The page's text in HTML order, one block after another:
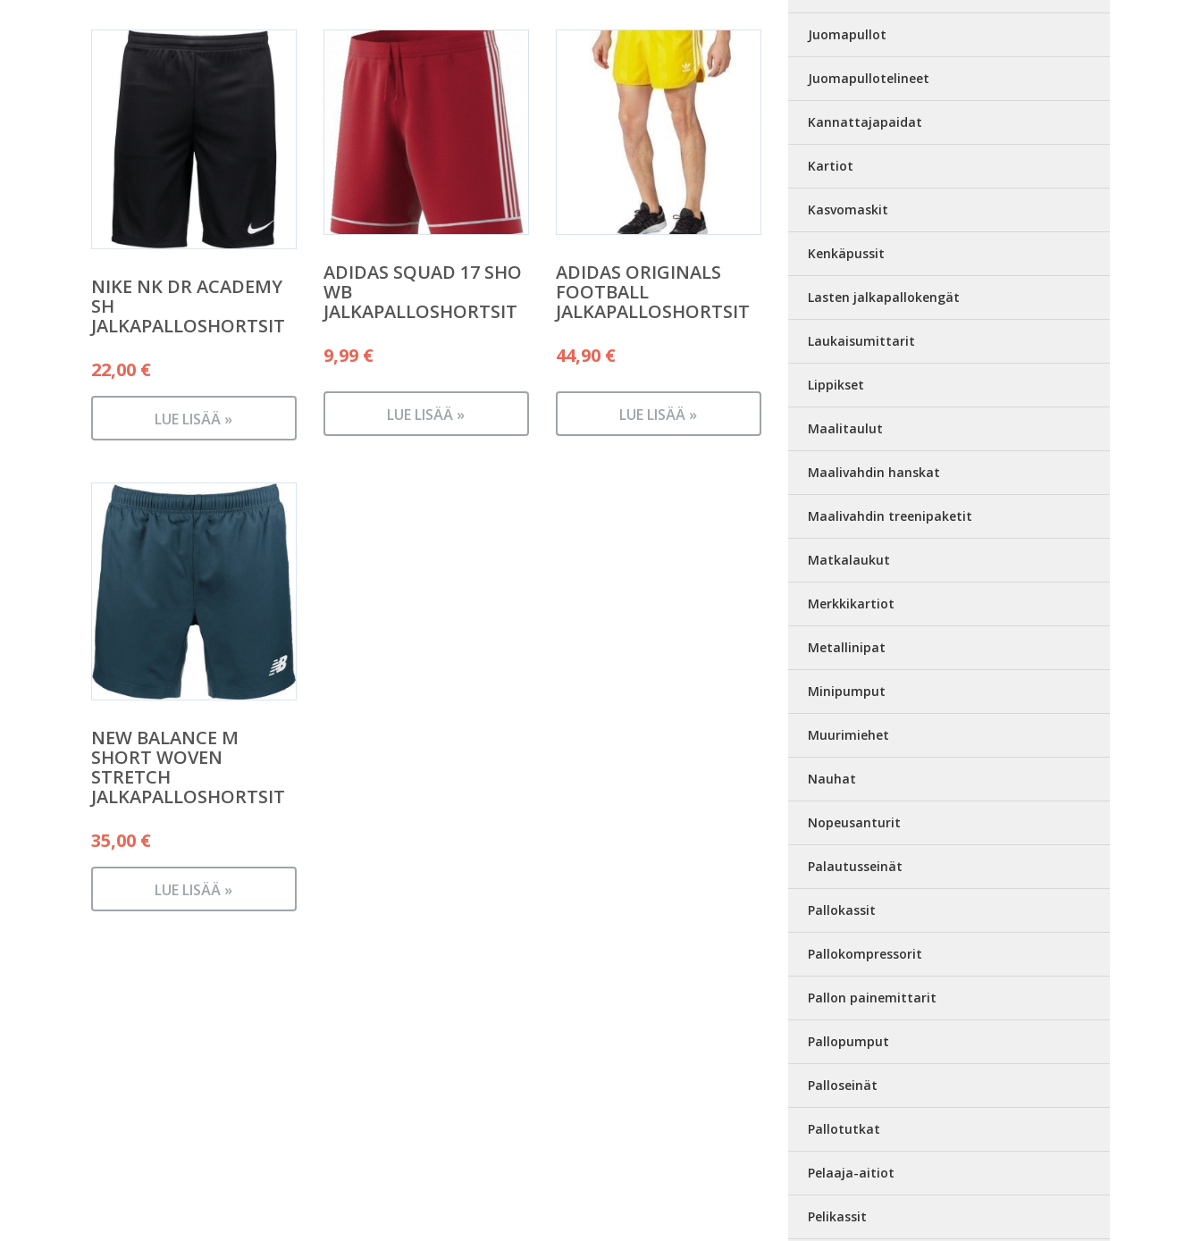
NIKE NK DR ACADEMY
SH
JALKAPALLOSHORTSIT
22,00 €
LUE LISÄÄ »
ADIDAS SQUAD 17 SHO
WB
JALKAPALLOSHORTSIT
9,99 €
LUE LISÄÄ »
ADIDAS ORIGINALS
FOOTBALL
JALKAPALLOSHORTSIT
44,90 €
LUE LISÄÄ »
NEW BALANCE M
SHORT WOVEN
STRETCH
JALKAPALLOSHORTSIT
35,00 €
LUE LISÄÄ »
Juomapullot
Juomapullotelineet
Kannattajapaidat
Kartiot
Kasvomaskit
Kenkäpussit
Lasten jalkapallokengät
Laukaisumittarit
Lippikset
Maalitaulut
Maalivahdin hanskat
Maalivahdin treenipaketit
Matkalaukut
Merkkikartiot
Metallinipat
Minipumput
Muurimiehet
Nauhat
Nopeusanturit
Palautusseinät
Pallokassit
Pallokompressorit
Pallon painemittarit
Pallopumput
Palloseinät
Pallotutkat
Pelaaja-aitiot
Pelikassit